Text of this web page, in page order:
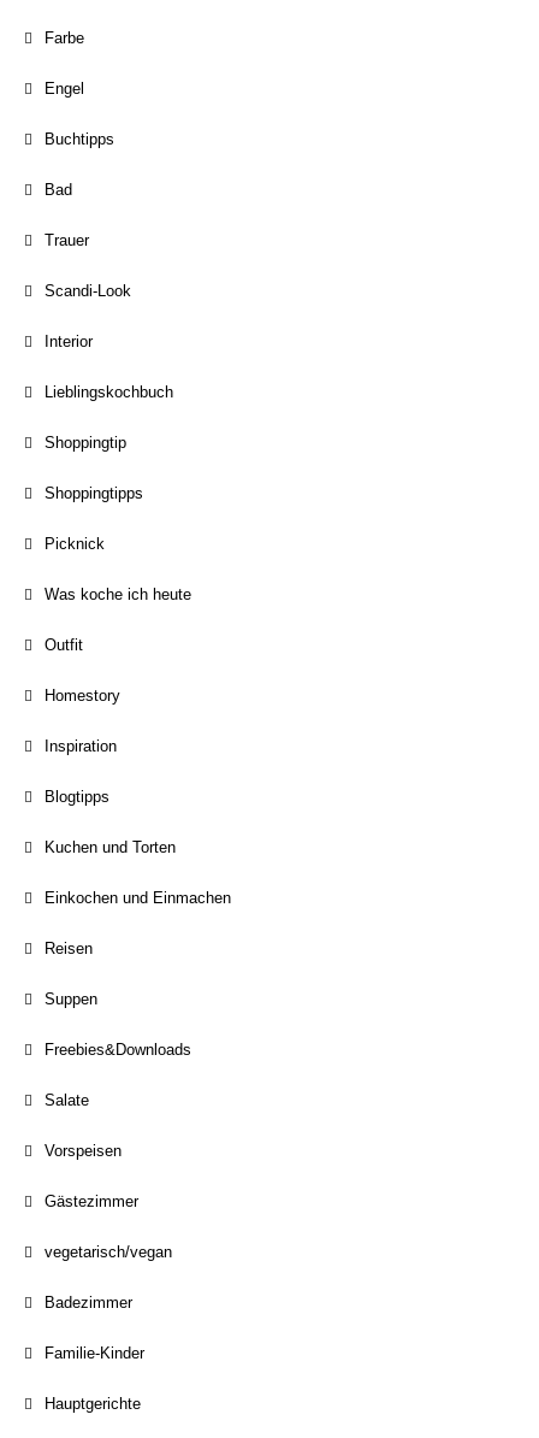
Farbe
Engel
Buchtipps
Bad
Trauer
Scandi-Look
Interior
Lieblingskochbuch
Shoppingtip
Shoppingtipps
Picknick
Was koche ich heute
Outfit
Homestory
Inspiration
Blogtipps
Kuchen und Torten
Einkochen und Einmachen
Reisen
Suppen
Freebies&Downloads
Salate
Vorspeisen
Gästezimmer
vegetarisch/vegan
Badezimmer
Familie-Kinder
Hauptgerichte